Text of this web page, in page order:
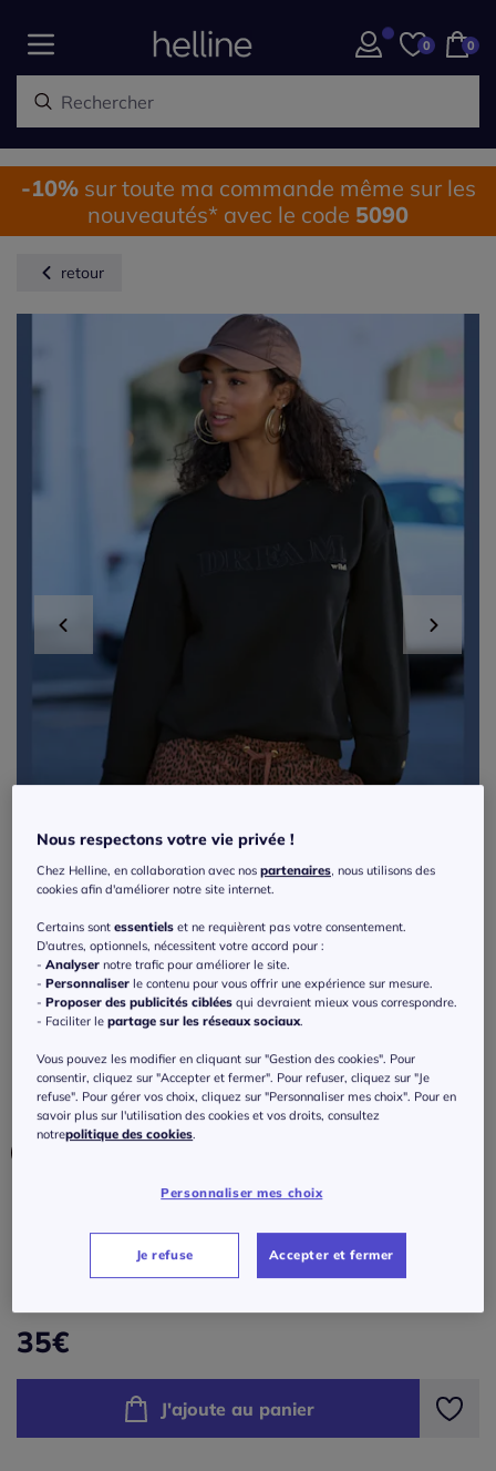
0 0
-10%sur toute ma commande même sur les
nouveautés* avec le code 5090
retour
Short en sweat imprimé léopard avec
poches latérales
Couleur :marron léopard
En stock
épuisé
35€
J'ajoute au panier
Nous respectons votre vie privée !
Chez Helline, en collaboration avec nospartenaires, nous utilisons des
cookies afin d'améliorer notre site internet.
Certains sontessentiels et ne requièrent pas votre consentement.
D'autres, optionnels, nécessitent votre accord pour :
-Analyser notre trafic pour améliorer le site.
-Personnaliser le contenu pour vous offrir une expérience sur mesure.
-Proposer des publicités ciblées qui devraient mieux vous correspondre.
- Faciliter lepartage sur les réseaux sociaux.
Vous pouvez les modifier en cliquant sur "Gestion des cookies". Pour
consentir, cliquez sur "Accepter et fermer". Pour refuser, cliquez sur "Je
refuse". Pour gérer vos choix, cliquez sur "Personnaliser mes choix". Pour en
savoir plus sur l'utilisation des cookies et vos droits, consultez
notrepolitique des cookies.
Personnaliser mes choix
Je refuse Accepter et fermer